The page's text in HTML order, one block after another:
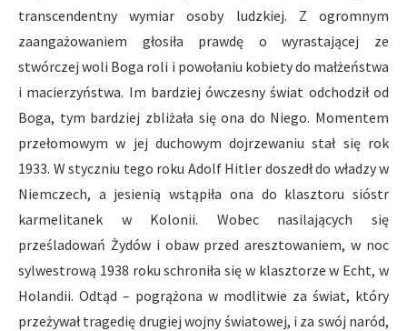
transcendentny wymiar osoby ludzkiej. Z ogromnym
zaangażowaniem głosiła prawdę o wyrastającej ze
stwórczej woli Boga roli i powołaniu kobiety do małżeństwa
i macierzyństwa. Im bardziej ówczesny świat odchodził od
Boga, tym bardziej zbliżała się ona do Niego. Momentem
przełomowym w jej duchowym dojrzewaniu stał się rok
1933. W styczniu tego roku Adolf Hitler doszedł do władzy w
Niemczech, a jesienią wstąpiła ona do klasztoru sióstr
karmelitanek w Kolonii. Wobec nasilających się
prześladowań Żydów i obaw przed aresztowaniem, w noc
sylwestrową 1938 roku schroniła się w klasztorze w Echt, w
Holandii. Odtąd – pogrążona w modlitwie za świat, który
przeżywał tragedię drugiej wojny światowej, i za swój naród,